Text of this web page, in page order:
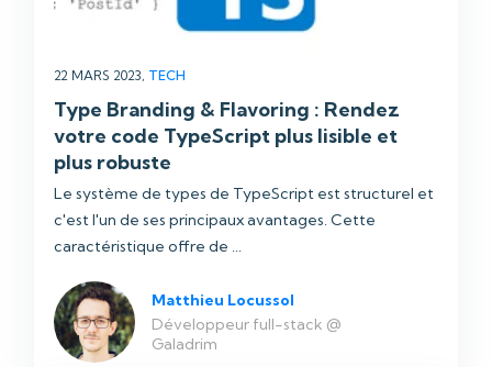
22 MARS 2023, TECH
Type Branding & Flavoring : Rendez
votre code TypeScript plus lisible et
plus robuste
Le système de types de TypeScript est structurel et
c'est l'un de ses principaux avantages. Cette
caractéristique offre de ...
Matthieu Locussol
Développeur full-stack @
Galadrim